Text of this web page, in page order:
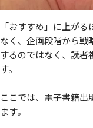
「おすすめ」に上が
なく、企画段階から戦
するのではなく、読者
す。
ここでは、電子書籍出
ます。